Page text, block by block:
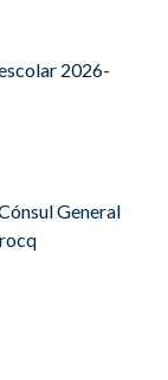
2026-
General